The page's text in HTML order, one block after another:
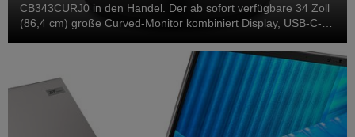
CB343CURJ0 in den Handel. Der ab sofort verfügbare 34 Zoll
(86,4 cm) große Curved-Monitor kombiniert Display, USB-C-
Monitor richtet sich an Unternehmen sowie Homeo...